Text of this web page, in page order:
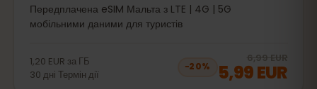
Передплачена eSIM Мальта з LTE | 4G | 5G
мобільними даними для туристів
1,20 EUR за ГБ
30 дні Термін дії
−20%
6,99 EUR
5,99 EUR